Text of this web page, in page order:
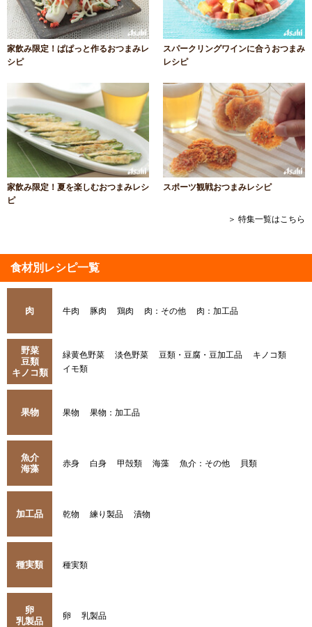
家飲み限定！ぱぱっと作るおつまみレ
シピ
スパークリングワインに合うおつまみ
レシピ
家飲み限定！夏を楽しむおつまみレシ
ピ
スポーツ観戦おつまみレシピ
＞ 特集一覧はこちら
食材別レシピ一覧
肉 牛肉 豚肉 鶏肉 肉：その他 肉：加工品
野菜
豆類
キノコ類
緑黄色野菜 淡色野菜 豆類・豆腐・豆加工品
キノコ類
イモ類
果物 果物 果物：加工品
魚介
海藻
赤身 白身 甲殻類 海藻 魚介：その他 貝類
加工品 乾物 練り製品 漬物
種実類 種実類
卵
乳製品
卵 乳製品